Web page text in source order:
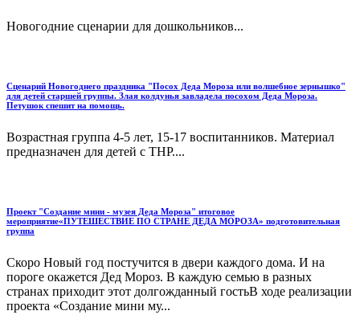
Новогодние сценарии для дошкольников...
Сценарий Новогоднего праздника "Посох Деда Мороза или волшебное зернышко"
для детей старшей группы. Злая колдунья завладела посохом Деда Мороза.
Петушок спешит на помощь.
Возрастная группа 4-5 лет, 15-17 воспитанников. Материал
предназначен для детей с ТНР....
Проект "Создание мини - музея Деда Мороза" итоговое
мероприятие«ПУТЕШЕСТВИЕ ПО СТРАНЕ ДЕДА МОРОЗА» подготовительная
группа
Скоро Новый год постучится в двери каждого дома. И на
пороге окажется Дед Мороз. В каждую семью в разных
странах приходит этот долгожданный гостьВ ходе реализации
проекта «Создание мини му...